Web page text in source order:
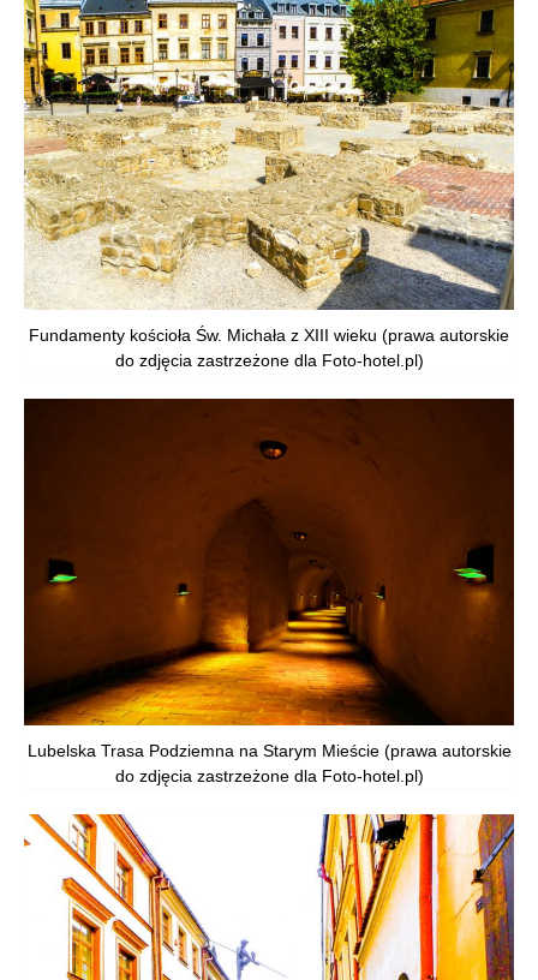
Fundamenty kościoła Św. Michała z XIII wieku (prawa autorskie
do zdjęcia zastrzeżone dla Foto-hotel.pl)
Lubelska Trasa Podziemna na Starym Mieście (prawa autorskie
do zdjęcia zastrzeżone dla Foto-hotel.pl)